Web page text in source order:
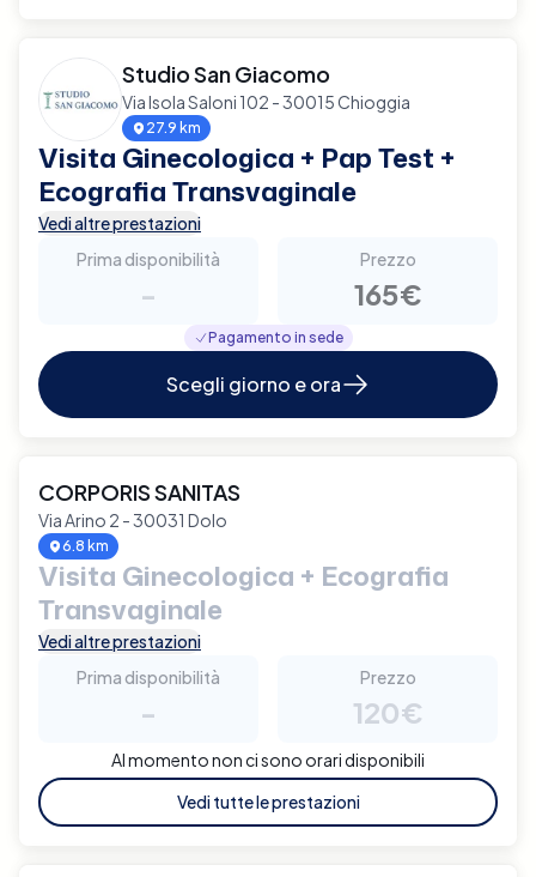
Studio San Giacomo
Via Isola Saloni 102 - 30015 Chioggia
27.9 km
Visita Ginecologica + Pap Test +
Ecografia Transvaginale
Vedi altre prestazioni
Prima disponibilità
-
Prezzo
165€
Pagamento in sede
Scegli giorno e ora
CORPORIS SANITAS
Via Arino 2 - 30031 Dolo
6.8 km
Visita Ginecologica + Ecografia
Transvaginale
Vedi altre prestazioni
Prima disponibilità
-
Prezzo
120€
Al momento non ci sono orari disponibili
Vedi tutte le prestazioni